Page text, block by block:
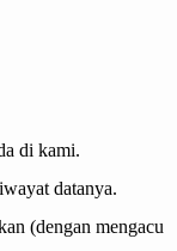
di kami.
datanya.
(dengan mengacu